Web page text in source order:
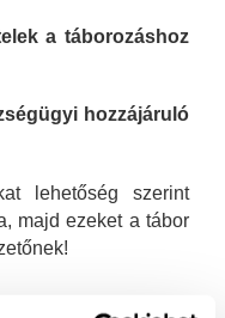
a táborozáshoz
hozzájáruló
lehetőség szerint
majd ezeket a tábor